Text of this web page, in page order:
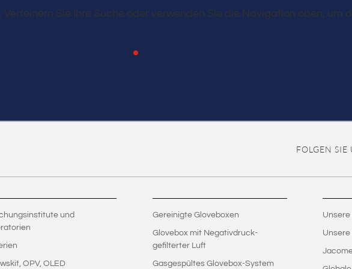
Sie Ihre Suche oder verwenden Sie die Navigation oben, um
FOLGEN SIE
und
OPV, OLED
Gereinigte Gloveboxen
Glovebox mit Negativdruck-
gefilterter Luft
Gasgespültes Glovebox-System